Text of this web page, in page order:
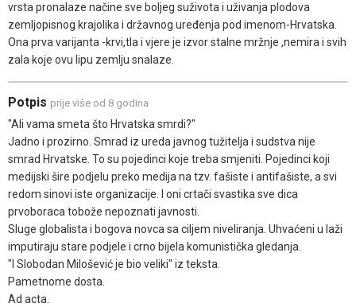
vrsta pronalaze načine sve boljeg suživota i uživanja plodova
zemljopisnog krajolika i državnog uređenja pod imenom-Hrvatska.
Ona prva varijanta -krvi,tla i vjere je izvor stalne mržnje ,nemira i svih
zala koje ovu lipu zemlju snalaze.
Potpis prije više od 8 godina
"Ali vama smeta što Hrvatska smrdi?"
Jadno i prozirno. Smrad iz ureda javnog tužitelja i sudstva nije
smrad Hrvatske. To su pojedinci koje treba smjeniti. Pojedinci koji
medijski šire podjelu preko medija na tzv. fašiste i antifašiste, a svi
redom sinovi iste organizacije. I oni crtači svastika sve dica
prvoboraca tobože nepoznati javnosti.
Sluge globalista i bogova novca sa ciljem niveliranja. Uhvaćeni u laži
imputiraju stare podjele i crno bijela komunistička gledanja.
"I Slobodan Milošević je bio veliki" iz teksta.
Pametnome dosta.
Ad acta.